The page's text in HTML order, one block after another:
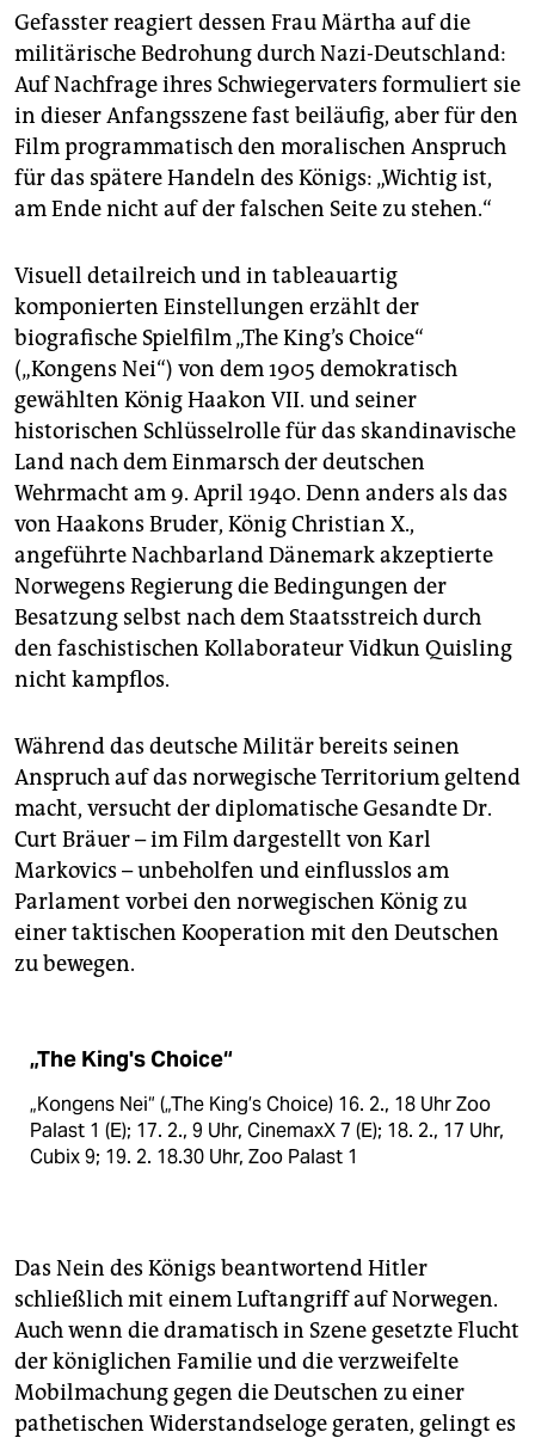
Gefasster reagiert dessen Frau Märtha auf die
militärische Bedrohung durch Nazi-Deutschland:
Auf Nachfrage ihres Schwiegervaters formuliert sie
in dieser Anfangsszene fast beiläufig, aber für den
Film programmatisch den moralischen Anspruch
für das spätere Handeln des Königs: „Wichtig ist,
am Ende nicht auf der falschen Seite zu stehen.“
Visuell detailreich und in tableauartig
komponierten Einstellungen erzählt der
biografische Spielfilm „The King’s Choice“
(„Kongens Nei“) von dem 1905 demokratisch
gewählten König Haakon VII. und seiner
historischen Schlüsselrolle für das skandinavische
Land nach dem Einmarsch der deutschen
Wehrmacht am 9. April 1940. Denn anders als das
von Haakons Bruder, König Christian X.,
angeführte Nachbarland Dänemark akzeptierte
Norwegens Regierung die Bedingungen der
Besatzung selbst nach dem Staatsstreich durch
den faschistischen Kollaborateur Vidkun Quisling
nicht kampflos.
Während das deutsche Militär bereits seinen
Anspruch auf das norwegische Territorium geltend
macht, versucht der diplomatische Gesandte Dr.
Curt Bräuer – im Film dargestellt von Karl
Markovics – unbeholfen und einflusslos am
Parlament vorbei den norwegischen König zu
einer taktischen Kooperation mit den Deutschen
zu bewegen.
„The King's Choice“
„Kongens Nei“ („The King’s Choice) 16. 2., 18 Uhr Zoo
Palast 1 (E); 17. 2., 9 Uhr, CinemaxX 7 (E); 18. 2., 17 Uhr,
Cubix 9; 19. 2. 18.30 Uhr, Zoo Palast 1
Das Nein des Königs beantwortend Hitler
schließlich mit einem Luftangriff auf Norwegen.
Auch wenn die dramatisch in Szene gesetzte Flucht
der königlichen Familie und die verzweifelte
Mobilmachung gegen die Deutschen zu einer
pathetischen Widerstandseloge geraten, gelingt es